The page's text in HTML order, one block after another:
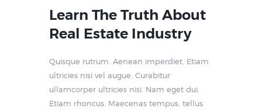
Learn The Truth About
Real Estate Industry
Quisque rutrum. Aenean imperdiet. Etiam
ultricies nisi vel augue. Curabitur
ullamcorper ultricies nisi. Nam eget dui.
Etiam rhoncus. Maecenas tempus, tellus